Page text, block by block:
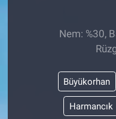
Nem: %30,
Büyükorhan
Harmancık